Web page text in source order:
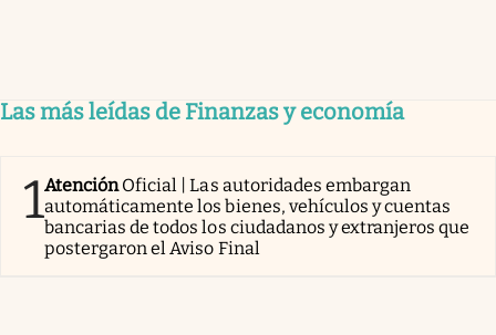
Las más leídas de Finanzas y economía
1AtenciónOficial | Las autoridades embargan
automáticamente los bienes, vehículos y cuentas
bancarias de todos los ciudadanos y extranjeros que
postergaron el Aviso Final